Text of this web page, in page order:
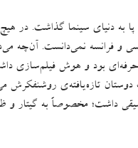
به دنیای سینما گذاشت.در
و فرانسه نمی‌دانست. آن‌چه
بود و هوش فیلم‌سازی
تازه‌یافته‌ی روشنفکرش
داشت؛ مخصوصاً به گیتار و